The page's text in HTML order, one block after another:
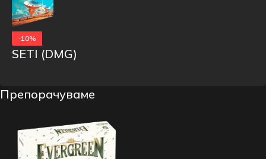
-10%
SETI (DMG)
Препорачуваме